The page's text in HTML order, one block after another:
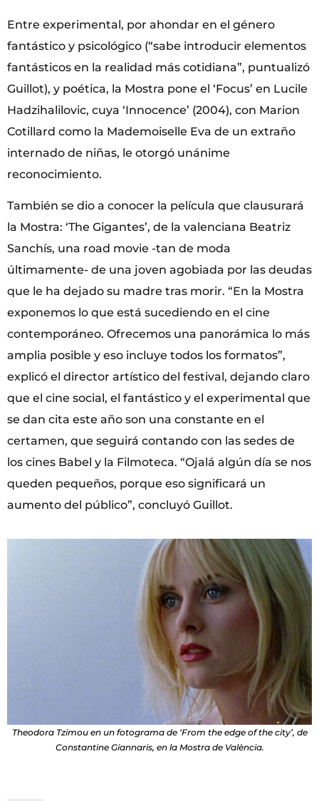
Entre experimental, por ahondar en el género
fantástico y psicológico (“sabe introducir elementos
fantásticos en la realidad más cotidiana”, puntualizó
Guillot), y poética, la Mostra pone el ‘Focus’ en Lucile
Hadzihalilovic, cuya ‘Innocence’ (2004), con Marion
Cotillard como la Mademoiselle Eva de un extraño
internado de niñas, le otorgó unánime
reconocimiento.
También se dio a conocer la película que clausurará
la Mostra: ‘The Gigantes’, de la valenciana Beatriz
Sanchís, una road movie -tan de moda
últimamente- de una joven agobiada por las deudas
que le ha dejado su madre tras morir. “En la Mostra
exponemos lo que está sucediendo en el cine
contemporáneo. Ofrecemos una panorámica lo más
amplia posible y eso incluye todos los formatos”,
explicó el director artístico del festival, dejando claro
que el cine social, el fantástico y el experimental que
se dan cita este año son una constante en el
certamen, que seguirá contando con las sedes de
los cines Babel y la Filmoteca. “Ojalá algún día se nos
queden pequeños, porque eso significará un
aumento del público”, concluyó Guillot.
Theodora Tzimou en un fotograma de ‘From the edge of the city’, de
Constantine Giannaris, en la Mostra de València.